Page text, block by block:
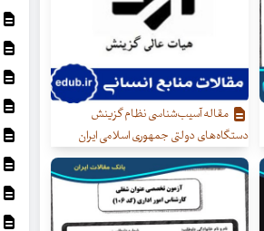
مقاله آسیب‌شناسی نظام گزینش
دستگاه‌های دولتی جمهوری اسلامی ایران